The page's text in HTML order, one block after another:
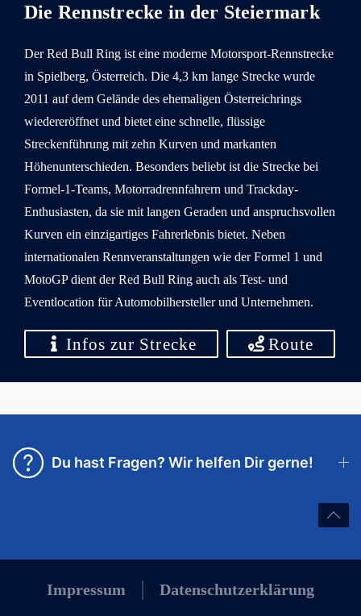
Die Rennstrecke in der Steiermark
Der Red Bull Ring ist eine moderne Motorsport-Rennstrecke
in Spielberg, Österreich. Die 4,3 km lange Strecke wurde
2011 auf dem Gelände des ehemaligen Österreichrings
wiedereröffnet und bietet eine schnelle, flüssige
Streckenführung mit zehn Kurven und markanten
Höhenunterschieden. Besonders beliebt ist die Strecke bei
Formel-1-Teams, Motorradrennfahrern und Trackday-
Enthusiasten, da sie mit langen Geraden und anspruchsvollen
Kurven ein einzigartiges Fahrerlebnis bietet. Neben
internationalen Rennveranstaltungen wie der Formel 1 und
MotoGP dient der Red Bull Ring auch als Test- und
Eventlocation für Automobilhersteller und Unternehmen.
Infos zur Strecke Route
Du hast Fragen? Wir helfen Dir gerne!
Impressum Datenschutzerklärung